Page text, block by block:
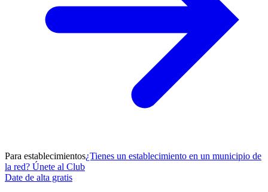
Para establecimientos¿Tienes un establecimiento en un municipio de
la red? Únete al Club
Date de alta gratis